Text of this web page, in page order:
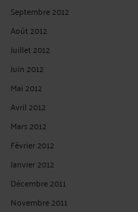
Septembre 2012
Août 2012
Juillet 2012
Juin 2012
Mai 2012
Avril 2012
Mars 2012
Février 2012
Janvier 2012
Décembre 2011
Novembre 2011